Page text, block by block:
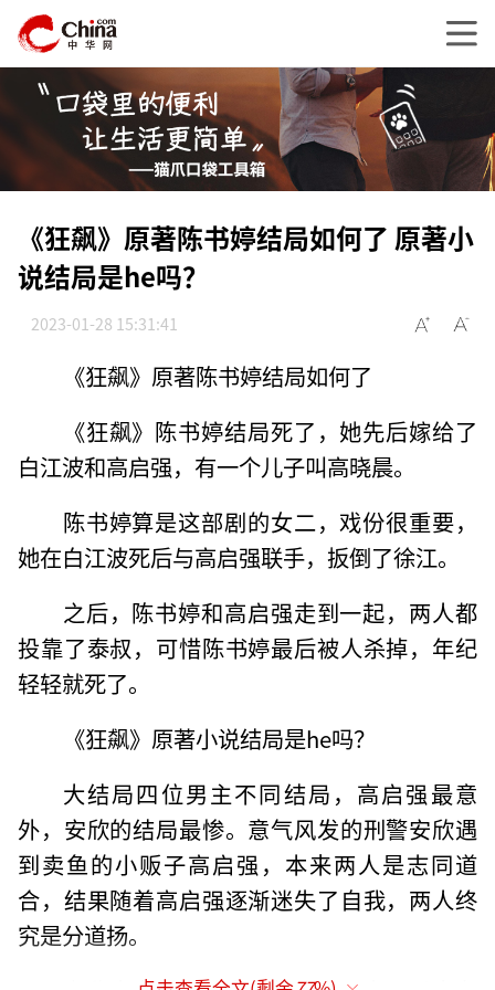
《狂飙》原著陈书婷结局如何了 原著小
说结局是he吗？
2023-01-28 15:31:41
《狂飙》原著陈书婷结局如何了
《狂飙》陈书婷结局死了，她先后嫁给了
白江波和高启强，有一个儿子叫高晓晨。
陈书婷算是这部剧的女二，戏份很重要，
她在白江波死后与高启强联手，扳倒了徐江。
之后，陈书婷和高启强走到一起，两人都
投靠了泰叔，可惜陈书婷最后被人杀掉，年纪
轻轻就死了。
《狂飙》原著小说结局是he吗？
大结局四位男主不同结局，高启强最意
外，安欣的结局最惨。意气风发的刑警安欣遇
到卖鱼的小贩子高启强，本来两人是志同道
合，结果随着高启强逐渐迷失了自我，两人终
究是分道扬。